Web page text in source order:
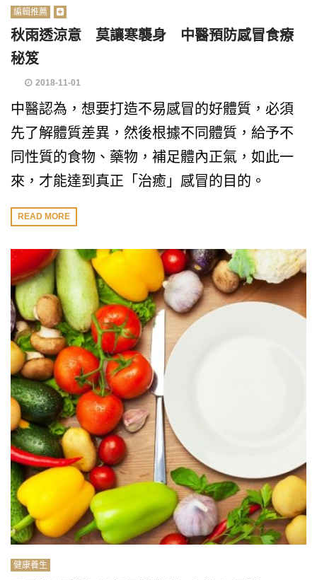
編輯推薦
秋雨透涼意 莫讓寒襲身 中醫預防感冒食療
秘笈
2018-11-01
中醫認為，想要打造不易感冒的好體質，必須
先了解體質差異，然後根據不同體質，給予不
同性質的食物、藥物，補足體內正氣，如此一
來，才能達到真正「治癒」感冒的目的。
READ MORE
健康養生